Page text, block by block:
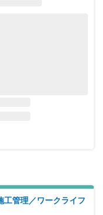
工管理／ワークライフ